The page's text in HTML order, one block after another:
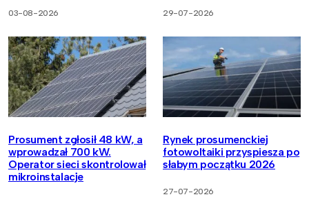
03-08-2026 29-07-2026
Prosument zgłosił 48 kW, a
wprowadzał 700 kW.
Operator sieci skontrolował
mikroinstalacje
Rynek prosumenckiej
fotowoltaiki przyspiesza po
słabym początku 2026
27-07-2026